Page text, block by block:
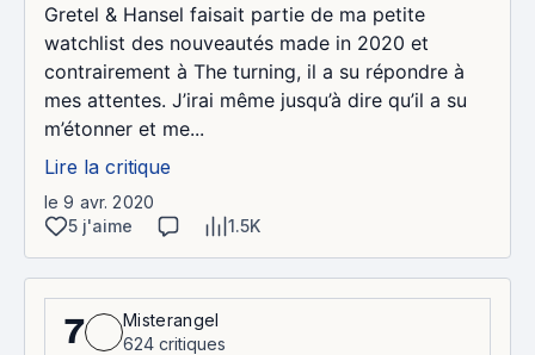
Gretel & Hansel faisait partie de ma petite
watchlist des nouveautés made in 2020 et
contrairement à The turning, il a su répondre à
mes attentes. J’irai même jusqu’à dire qu’il a su
m’étonner et me...
Lire la critique
le 9 avr. 2020
5 j'aime
1.5K
7
Misterangel
624 critiques